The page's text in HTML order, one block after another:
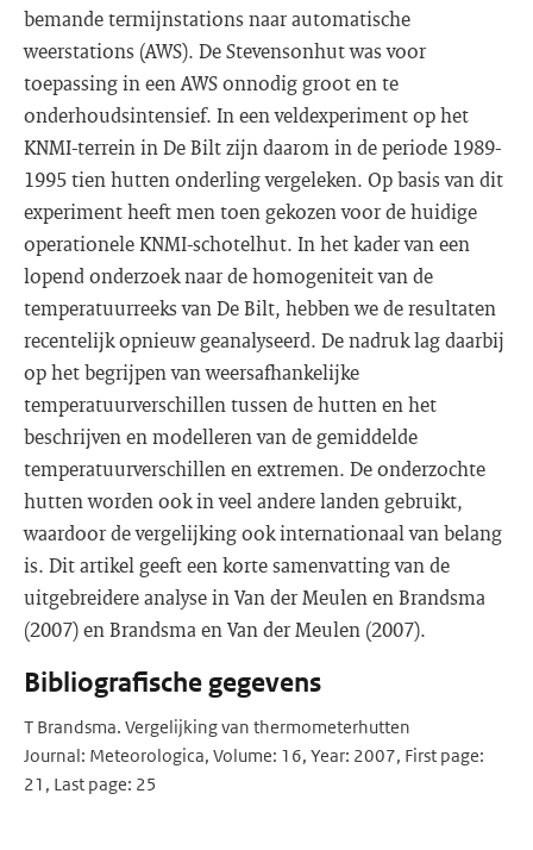
bemande termijnstations naar automatische
weerstations (AWS). De Stevensonhut was voor
toepassing in een AWS onnodig groot en te
onderhoudsintensief. In een veldexperiment op het
KNMI-terrein in De Bilt zijn daarom in de periode 1989-
1995 tien hutten onderling vergeleken. Op basis van dit
experiment heeft men toen gekozen voor de huidige
operationele KNMI-schotelhut. In het kader van een
lopend onderzoek naar de homogeniteit van de
temperatuurreeks van De Bilt, hebben we de resultaten
recentelijk opnieuw geanalyseerd. De nadruk lag daarbij
op het begrijpen van weersafhankelijke
temperatuurverschillen tussen de hutten en het
beschrijven en modelleren van de gemiddelde
temperatuurverschillen en extremen. De onderzochte
hutten worden ook in veel andere landen gebruikt,
waardoor de vergelijking ook internationaal van belang
is. Dit artikel geeft een korte samenvatting van de
uitgebreidere analyse in Van der Meulen en Brandsma
(2007) en Brandsma en Van der Meulen (2007).
Bibliografische gegevens
T Brandsma. Vergelijking van thermometerhutten
Journal: Meteorologica, Volume: 16, Year: 2007, First page:
21, Last page: 25